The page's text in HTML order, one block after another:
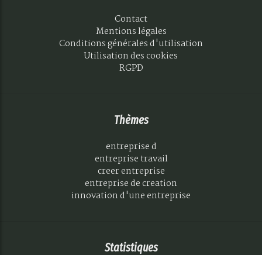
Contact
Mentions légales
Conditions générales d'utilisation
Utilisation des cookies
RGPD
Thèmes
entreprise d
entreprise travail
creer entreprise
entreprise de creation
innovation d'une entreprise
Statistiques